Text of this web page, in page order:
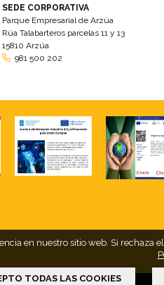
SEDE CORPORATIVA
Parque Empresarial de Arzúa
Rúa Talabarteros parcelas 11 y 13
15810 Arzúa
981 500 202
en nuestro sitio web. Si rechaza
TODAS LAS COOKIES